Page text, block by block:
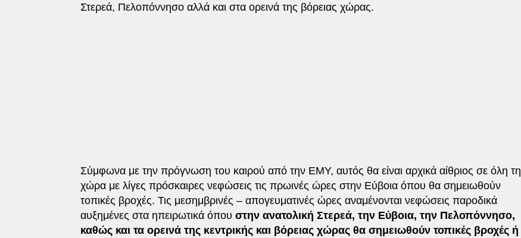
Στερεά, Πελοπόννησο αλλά και στα ορεινά της βόρειας χώρας.
Σύμφωνα με την πρόγνωση του καιρού από την ΕΜΥ, αυτός θα είναι αρχικά αίθριος σε όλη τη
χώρα με λίγες πρόσκαιρες νεφώσεις τις πρωινές ώρες στην Εύβοια όπου θα σημειωθούν
τοπικές βροχές. Τις μεσημβρινές – απογευματινές ώρες αναμένονται νεφώσεις παροδικά
αυξημένες στα ηπειρωτικά όπου στην ανατολική Στερεά, την Εύβοια, την Πελοπόννησο,
καθώς και τα ορεινά της κεντρικής και βόρειας χώρας θα σημειωθούν τοπικές βροχές ή